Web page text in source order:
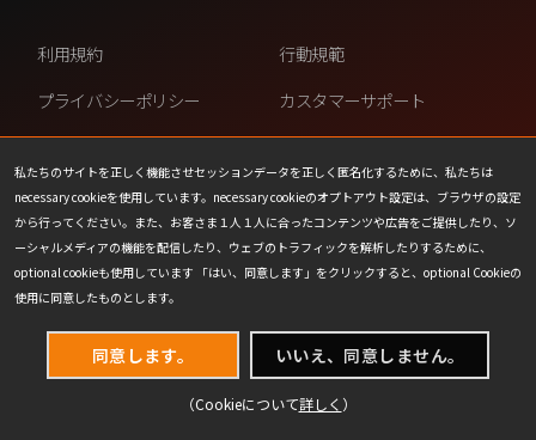
私たちのサイトを正しく機能させセッションデータを正しく匿名化するために、私たちは
necessary cookieを使用しています。necessary cookieのオプトアウト設定は、ブラウザの設定
から行ってください。また、お客さま１人１人に合ったコンテンツや広告をご提供したり、ソ
ーシャルメディアの機能を配信したり、ウェブのトラフィックを解析したりするために、
optional cookieも使用しています 「はい、同意します」をクリックすると、optional Cookieの
使用に同意したものとします。
同意します。 いいえ、同意しません。
（Cookieについて詳しく ）
利用規約
行動規範
プライバシーポリシー
カスタマーサポート
ファンコンテンツ・ポリシー
個人情報の販売や共有を許可し
ない
COOKIE
プレスリリース
会社情報
お問い合わせ